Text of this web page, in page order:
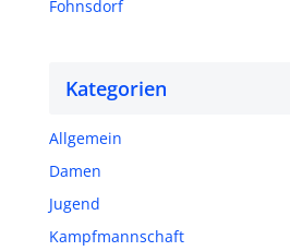
Fohnsdorf
Kategorien
Allgemein
Damen
Jugend
Kampfmannschaft